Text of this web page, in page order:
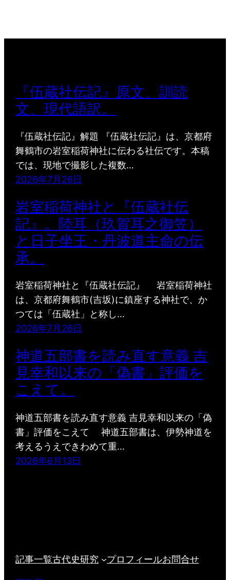
『伍蔵社伝記』原文、訓読
文、現代語訳。
『伍蔵社伝記』解題 『伍蔵社伝記』は、京都府
舞鶴市の岩室稲荷神社に伝わる社伝です。本稿
では、現地で撮影した複数…
2026年7月26日
岩室稲荷神社と『伍蔵社伝
記』。陸耳（玖賀耳之御笠）
と日子坐王・丹波道主命の伝
承。
岩室稲荷神社と『伍蔵社伝記』 岩室稲荷神社
は、京都府舞鶴市(吉坂)に鎮座する神社で、か
つては「伍蔵社」と称し…
2026年7月26日
神道五部書を読み直す意義 吉
見幸和以来の「偽書」評価を
こえて。
神道五部書を読み直す意義 吉見幸和以来の「偽
書」評価をこえて 神道五部書は、伊勢神道を
考えるうえできわめて重…
2026年6月13日
記事一覧古代史研究 プロフィールお問合せ